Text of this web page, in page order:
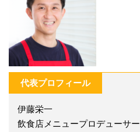
代表プロフィール
伊藤栄一
飲食店メニュープロデューサー